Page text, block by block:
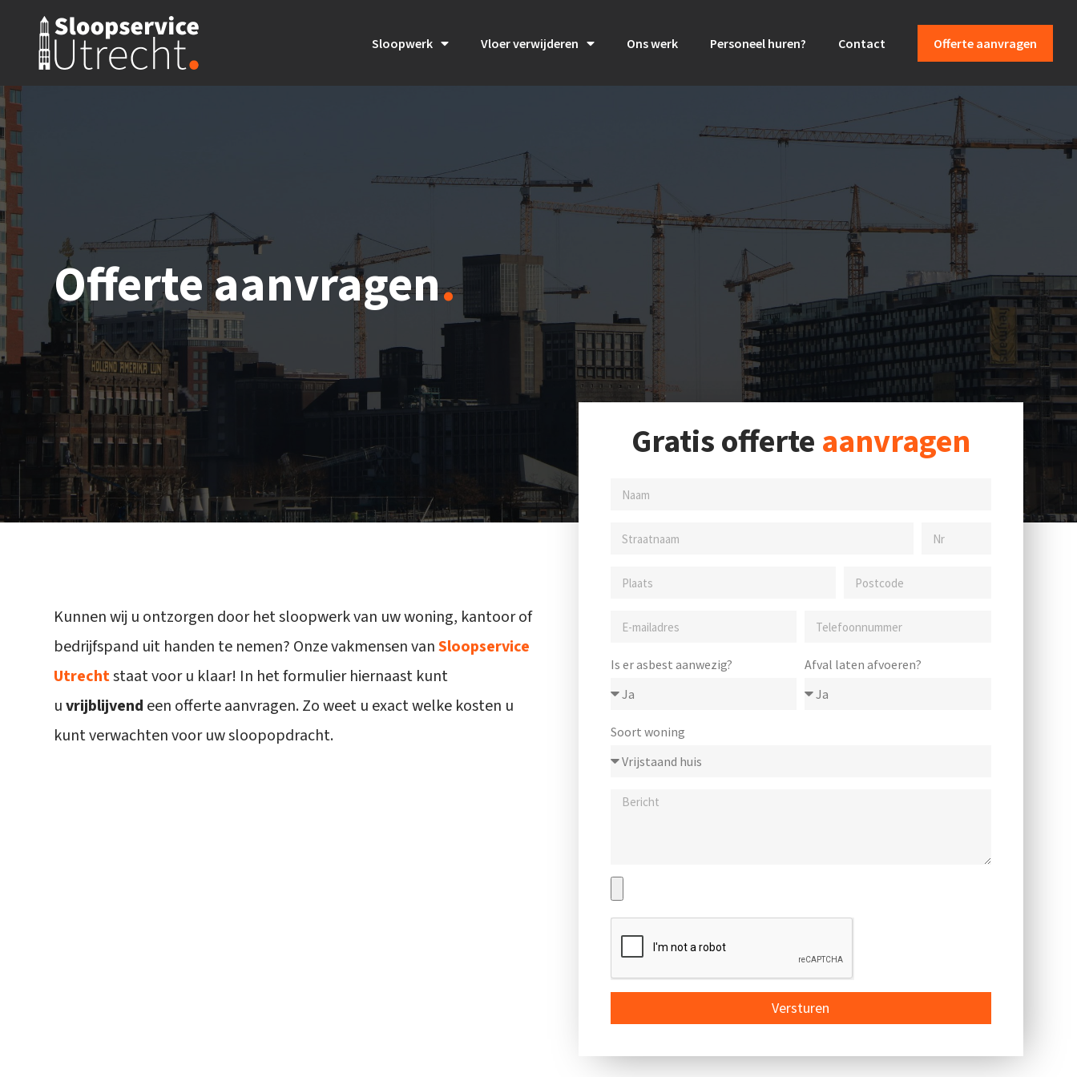
Sloopwerk Vloer verwijderen Ons werk Personeel huren? Contact Offerte aanvragen
Offerte aanvragen.
Kunnen wij u ontzorgen door het sloopwerk van uw woning, kantoor of
bedrijfspand uit handen te nemen? Onze vakmensen vanSloopservice
Utrechtstaat voor u klaar! In het formulier hiernaast kunt
uvrijblijvend een offerte aanvragen. Zo weet u exact welke kosten u
kunt verwachten voor uw sloopopdracht.
Gratis offerteaanvragen
Is er asbest aanwezig? Afval laten afvoeren?
Soort woning
Versturen